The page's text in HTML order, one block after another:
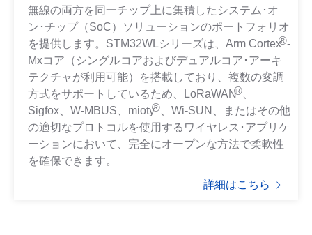
無線の両方を同一チップ上に集積したシステム･オ
ン･チップ（SoC）ソリューションのポートフォリオ
を提供します。STM32WLシリーズは、Arm Cortex®-
Mxコア（シングルコアおよびデュアルコア･アーキ
テクチャが利用可能）を搭載しており、複数の変調
方式をサポートしているため、LoRaWAN®、
Sigfox、W-MBUS、mioty®、Wi-SUN、またはその他
の適切なプロトコルを使用するワイヤレス･アプリケ
ーションにおいて、完全にオープンな方法で柔軟性
を確保できます。
詳細はこちら